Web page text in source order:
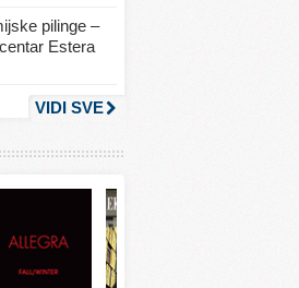
pilinge –
Estera
VIDI SVE